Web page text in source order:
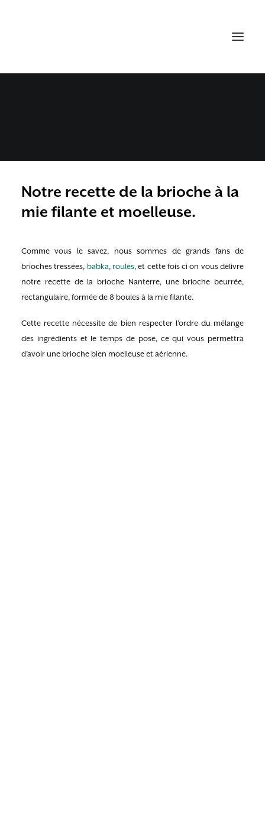
MAISON, NOTRE RECETTE
Notre recette de la brioche à la
mie filante et moelleuse.
Comme vous le savez, nous sommes de grands fans de
brioches tressées, babka, roulés, et cette fois ci on vous délivre
notre recette de la brioche Nanterre, une brioche beurrée,
rectangulaire, formée de 8 boules à la mie filante.
Cette recette nécessite de bien respecter l’ordre du mélange
des ingrédients et le temps de pose, ce qui vous permettra
d’avoir une brioche bien moelleuse et aérienne.